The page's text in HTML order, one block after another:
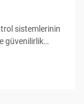
sistemlerinin
güvenilirlik
en önemli